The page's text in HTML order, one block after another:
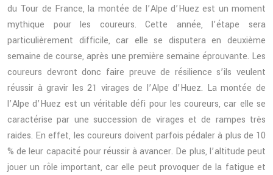
du Tour de France, la montée de l’Alpe d’Huez est un moment
mythique pour les coureurs. Cette année, l’étape sera
particulièrement difficile, car elle se disputera en deuxième
semaine de course, après une première semaine éprouvante. Les
coureurs devront donc faire preuve de résilience s’ils veulent
réussir à gravir les 21 virages de l’Alpe d’Huez. La montée de
l’Alpe d’Huez est un véritable défi pour les coureurs, car elle se
caractérise par une succession de virages et de rampes très
raides. En effet, les coureurs doivent parfois pédaler à plus de 10
% de leur capacité pour réussir à avancer. De plus, l’altitude peut
jouer un rôle important, car elle peut provoquer de la fatigue et